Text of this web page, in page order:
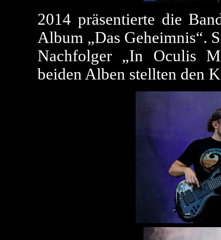
2014 präsentierte die
Album „Das Geheimnis“.
Nachfolger „In Oculis
beiden Alben stellten den